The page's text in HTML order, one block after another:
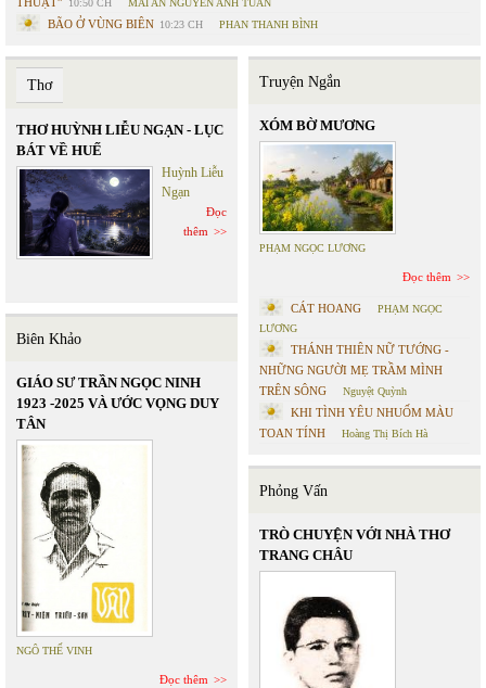
10:50 CH MAI AN NGUYỄN ANH TUẤN
BÃO Ở VÙNG BIÊN 10:23 CH PHAN THANH BÌNH
Thơ
THƠ HUỲNH LIỄU NGẠN - LỤC
BÁT VỀ HUẾ
Huỳnh Liễu
Ngạn
Đọc
thêm
Biên Khảo
GIÁO SƯ TRẦN NGỌC NINH
1923 -2025 VÀ ƯỚC VỌNG DUY
TÂN
NGÔ THẾ VINH
Đọc thêm
Truyện Ngắn
XÓM BỜ MƯƠNG
PHẠM NGỌC LƯƠNG
Đọc thêm
CÁT HOANG
PHẠM NGỌC
LƯƠNG
THÁNH THIÊN NỮ TƯỚNG -
NHỮNG NGƯỜI MẸ TRẦM MÌNH
TRÊN SÔNG
Nguyệt Quỳnh
KHI TÌNH YÊU NHUỐM MÀU
TOAN TÍNH
Hoàng Thị Bích Hà
Phỏng Vấn
TRÒ CHUYỆN VỚI NHÀ THƠ
TRANG CHÂU